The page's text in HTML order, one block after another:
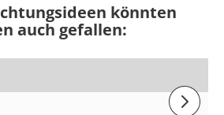
könnten
auch gefallen: